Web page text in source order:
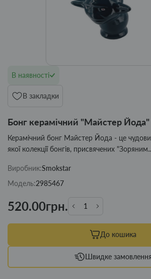
В наявності
В закладки
Бонг керамічний "Майстер Йода"
Керамічний бонг Майстер Йода - це
якої колекції бонгів, присвячених "Зоряним..
Виробник:Smokstar
Модель:2985467
520.00грн.
До кошика
Швидке замовлення